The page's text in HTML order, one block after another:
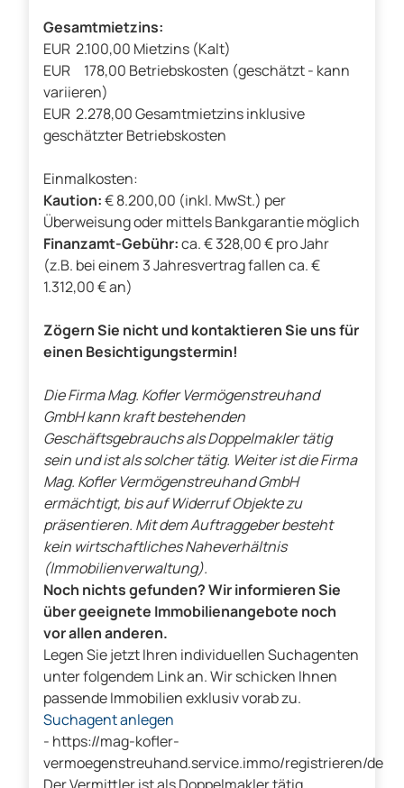
Gesamtmietzins:
EUR 2.100,00 Mietzins (Kalt)
EUR 178,00 Betriebskosten (geschätzt - kann
variieren)
EUR 2.278,00 Gesamtmietzins inklusive
geschätzter Betriebskosten
Einmalkosten:
Kaution:€ 8.200,00 (inkl. MwSt.) per
Überweisung oder mittels Bankgarantie möglich
Finanzamt-Gebühr:ca. € 328,00 € pro Jahr
(z.B. bei einem 3 Jahresvertrag fallen ca. €
1.312,00 € an)
Zögern Sie nicht und kontaktieren Sie uns für
einen Besichtigungstermin!
Die Firma Mag. Kofler Vermögenstreuhand
GmbH kann kraft bestehenden
Geschäftsgebrauchs als Doppelmakler tätig
sein und ist als solcher tätig. Weiter ist die Firma
Mag. Kofler Vermögenstreuhand GmbH
ermächtigt, bis auf Widerruf Objekte zu
präsentieren. Mit dem Auftraggeber besteht
kein wirtschaftliches Naheverhältnis
(Immobilienverwaltung).
Noch nichts gefunden? Wir informieren Sie
über geeignete Immobilienangebote noch
vor allen anderen.
Legen Sie jetzt Ihren individuellen Suchagenten
unter folgendem Link an. Wir schicken Ihnen
passende Immobilien exklusiv vorab zu.
Suchagent anlegen
- https://mag-kofler-
vermoegenstreuhand.service.immo/registrieren/de